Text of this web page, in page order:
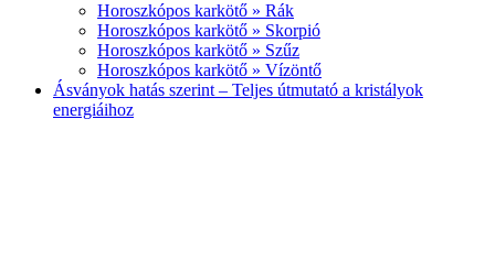
Horoszkópos karkötő » Rák
Horoszkópos karkötő » Skorpió
Horoszkópos karkötő » Szűz
Horoszkópos karkötő » Vízöntő
Ásványok hatás szerint – Teljes útmutató a kristályok
energiáihoz